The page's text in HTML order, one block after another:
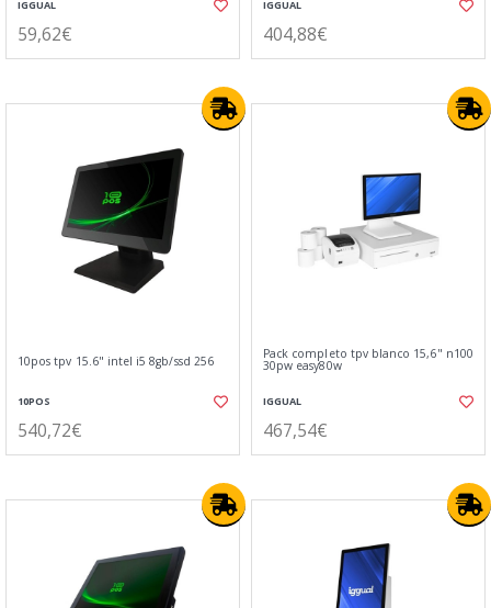
IGGUAL
59,62€
IGGUAL
404,88€
10pos tpv 15.6" intel i5 8gb/ssd 256
10POS
540,72€
Pack completo tpv blanco 15,6" n100
30pw easy80w
IGGUAL
467,54€